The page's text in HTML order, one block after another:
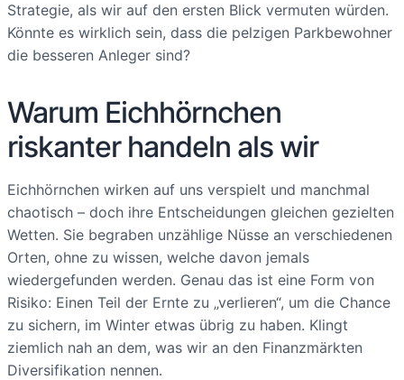
Strategie, als wir auf den ersten Blick vermuten würden.
Könnte es wirklich sein, dass die pelzigen Parkbewohner
die besseren Anleger sind?
Warum Eichhörnchen
riskanter handeln als wir
Eichhörnchen wirken auf uns verspielt und manchmal
chaotisch – doch ihre Entscheidungen gleichen gezielten
Wetten. Sie begraben unzählige Nüsse an verschiedenen
Orten, ohne zu wissen, welche davon jemals
wiedergefunden werden. Genau das ist eine Form von
Risiko: Einen Teil der Ernte zu „verlieren“, um die Chance
zu sichern, im Winter etwas übrig zu haben. Klingt
ziemlich nah an dem, was wir an den Finanzmärkten
Diversifikation nennen.